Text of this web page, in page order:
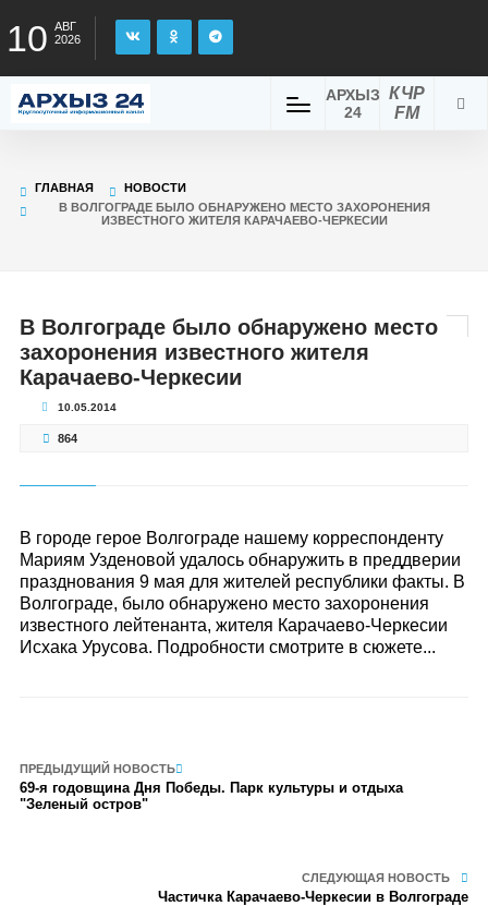
10 АВГ
2026
КЧР
FM
АРХЫЗ
24
ГЛАВНАЯ
НОВОСТИ
В ВОЛГОГРАДЕ БЫЛО ОБНАРУЖЕНО МЕСТО ЗАХОРОНЕНИЯ
ИЗВЕСТНОГО ЖИТЕЛЯ КАРАЧАЕВО-ЧЕРКЕСИИ
В Волгограде было обнаружено место
захоронения известного жителя
Карачаево-Черкесии
10.05.2014
864
В городе герое Волгограде нашему корреспонденту
Мариям Узденовой удалось обнаружить в преддверии
празднования 9 мая для жителей республики факты. В
Волгограде, было обнаружено место захоронения
известного лейтенанта, жителя Карачаево-Черкесии
Исхака Урусова. Подробности смотрите в сюжете...
ПРЕДЫДУЩИЙ НОВОСТЬ
69-я годовщина Дня Победы. Парк культуры и отдыха
"Зеленый остров"
СЛЕДУЮЩАЯ НОВОСТЬ
Частичка Карачаево-Черкесии в Волгограде